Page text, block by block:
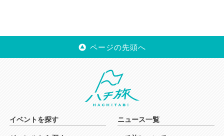
ページの先頭へ
イベントを探す ニュース一覧